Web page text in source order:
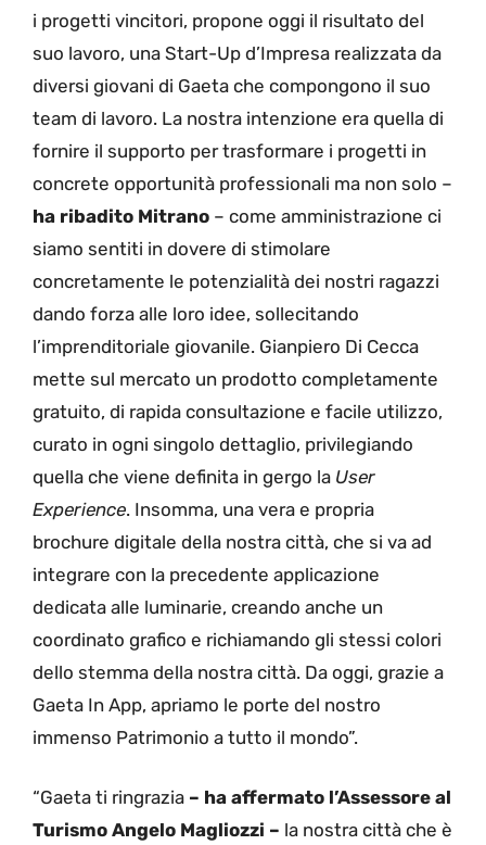
i progetti vincitori, propone oggi il risultato del
suo lavoro, una Start-Up d’Impresa realizzata da
diversi giovani di Gaeta che compongono il suo
team di lavoro. La nostra intenzione era quella di
fornire il supporto per trasformare i progetti in
concrete opportunità professionali ma non solo –
ha ribadito Mitrano – come amministrazione ci
siamo sentiti in dovere di stimolare
concretamente le potenzialità dei nostri ragazzi
dando forza alle loro idee, sollecitando
l’imprenditoriale giovanile. Gianpiero Di Cecca
mette sul mercato un prodotto completamente
gratuito, di rapida consultazione e facile utilizzo,
curato in ogni singolo dettaglio, privilegiando
quella che viene definita in gergo la User
Experience. Insomma, una vera e propria
brochure digitale della nostra città, che si va ad
integrare con la precedente applicazione
dedicata alle luminarie, creando anche un
coordinato grafico e richiamando gli stessi colori
dello stemma della nostra città. Da oggi, grazie a
Gaeta In App, apriamo le porte del nostro
immenso Patrimonio a tutto il mondo”.
“Gaeta ti ringrazia – ha affermato l’Assessore al
Turismo Angelo Magliozzi – la nostra città che è